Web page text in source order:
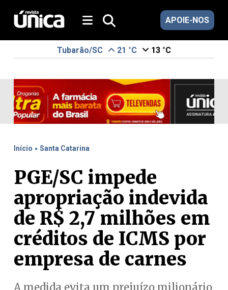
APOIE-NOS
Tubarão/SC 21 °C 13 °C
Início . Santa Catarina
PGE/SC impede
apropriação indevida
de R$ 2,7 milhões em
créditos de ICMS por
empresa de carnes
A medida evita um prejuízo milionário